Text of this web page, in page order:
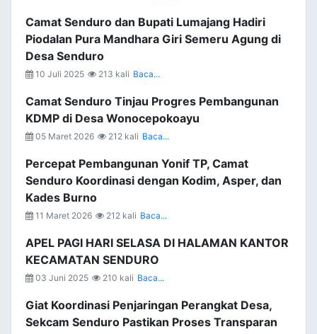
Camat Senduro dan Bupati Lumajang Hadiri
Piodalan Pura Mandhara Giri Semeru Agung di
Desa Senduro
10 Juli 2025 213 kali Baca...
Camat Senduro Tinjau Progres Pembangunan
KDMP di Desa Wonocepokoayu
05 Maret 2026 212 kali Baca...
Percepat Pembangunan Yonif TP, Camat
Senduro Koordinasi dengan Kodim, Asper, dan
Kades Burno
11 Maret 2026 212 kali Baca...
APEL PAGI HARI SELASA DI HALAMAN KANTOR
KECAMATAN SENDURO
03 Juni 2025 210 kali Baca...
Giat Koordinasi Penjaringan Perangkat Desa,
Sekcam Senduro Pastikan Proses Transparan